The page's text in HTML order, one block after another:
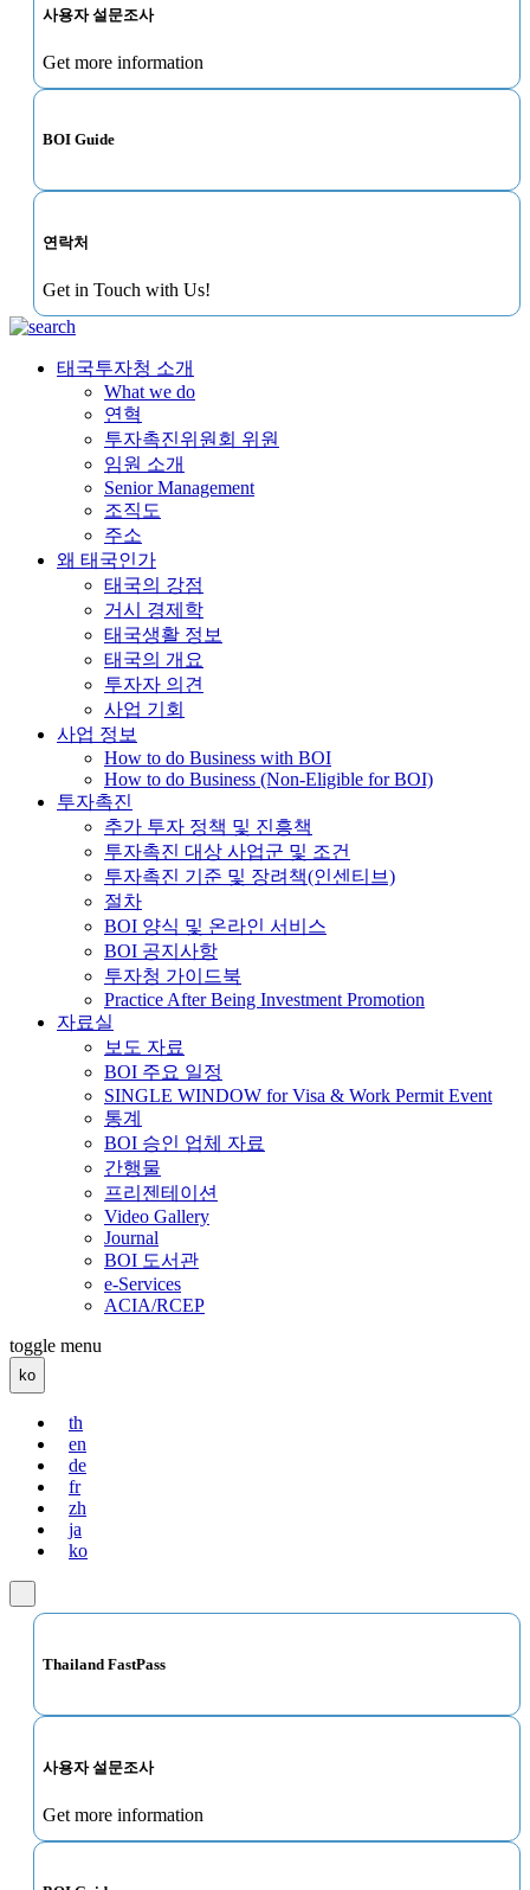
사용자 설문조사
Get more information
BOI Guide
연락처
Get in Touch with Us!
태국투자청 소개
What we do
연혁
투자촉진위원회 위원
임원 소개
Senior Management
조직도
주소
왜 태국인가
태국의 강점
거시 경제학
태국생활 정보
태국의 개요
투자자 의견
사업 기회
사업 정보
How to do Business with BOI
How to do Business (Non-Eligible for BOI)
투자촉진
추가 투자 정책 및 진흥책
투자촉진 대상 사업군 및 조건
투자촉진 기준 및 장려책(인센티브)
절차
BOI 양식 및 온라인 서비스
BOI 공지사항
투자청 가이드북
Practice After Being Investment Promotion
자료실
보도 자료
BOI 주요 일정
SINGLE WINDOW for Visa & Work Permit Event
통계
BOI 승인 업체 자료
간행물
프리젠테이션
Video Gallery
Journal
BOI 도서관
e-Services
ACIA/RCEP
toggle menu
ko
th
en
de
fr
zh
ja
ko
Thailand FastPass
사용자 설문조사
Get more information